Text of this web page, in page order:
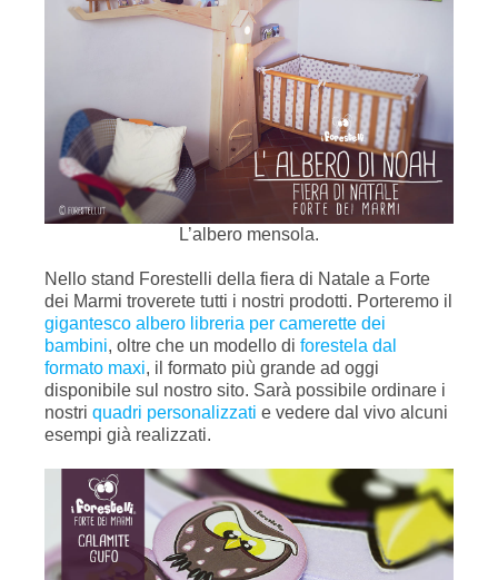
L’albero mensola.
Nello stand Forestelli della fiera di Natale a Forte
dei Marmi troverete tutti i nostri prodotti. Porteremo il
gigantesco albero libreria per camerette dei
bambini, oltre che un modello di forestela dal
formato maxi, il formato più grande ad oggi
disponibile sul nostro sito. Sarà possibile ordinare i
nostri quadri personalizzati e vedere dal vivo alcuni
esempi già realizzati.